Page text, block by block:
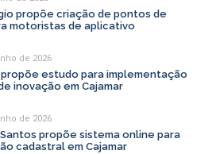
propõe criação de pontos de
motoristas de aplicativo
de 2026
estudo para implementação
inovação em Cajamar
de 2026
propõe sistema online para
cadastral em Cajamar